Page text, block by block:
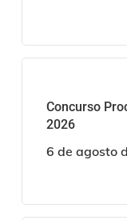
Concurso
2026
6 de agosto